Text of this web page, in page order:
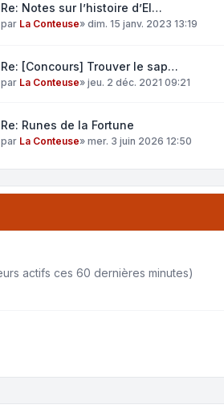
Re: Notes sur l’histoire d’El…
par La Conteuse» dim. 15 janv. 2023 13:19
Re: [Concours] Trouver le sap…
par La Conteuse» jeu. 2 déc. 2021 09:21
Re: Runes de la Fortune
par La Conteuse» mer. 3 juin 2026 12:50
actifs ces 60 dernières minutes)